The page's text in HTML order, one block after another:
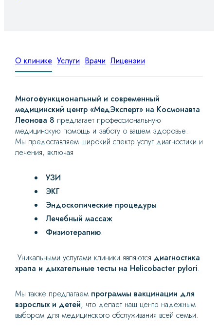
О клинике Услуги Врачи Лицензии
Многофункциональный и современный
медицинский центр «МедЭксперт» на Космонавта
Леонова 8 предлагает профессиональную
медицинскую помощь и заботу о вашем здоровье.
Мы предоставляем широкий спектр услуг диагностики и
лечения, включая
УЗИ
ЭКГ
Эндоскопические процедуры
Лечебный массаж
Физиотерапию.
Уникальными услугами клиники являются диагностика
храпа и дыхательные тесты на Helicobacter pylori.
Мы также предлагаем программы вакцинации для
взрослых и детей, что делает наш центр надёжным
выбором для медицинского обслуживания всей семьи.